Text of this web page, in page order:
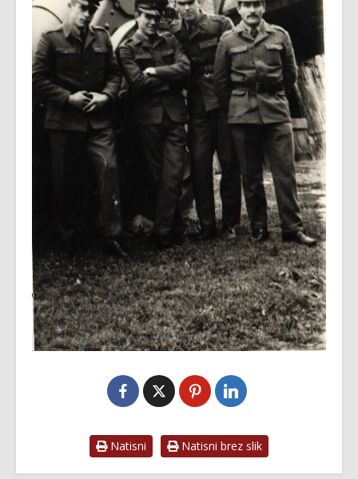
Natisni Natisni brez slik